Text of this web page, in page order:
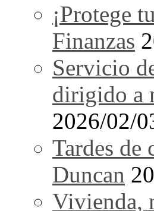
¡Protege
Finanzas
Servicio
dirigido a
2026/02/
Tardes de
Duncan
Vivienda,